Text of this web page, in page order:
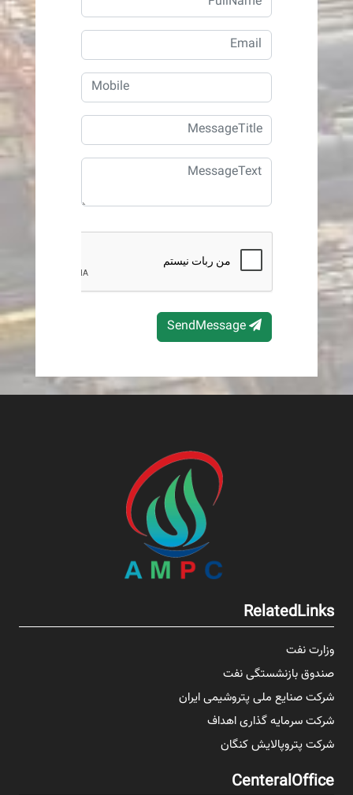
SendMessage
RelatedLinks
وزارت نفت
صندوق بازنشستگی نفت
شرکت صنایع ملی پتروشیمی ایران
شرکت سرمایه گذاری اهداف
شرکت پتروپالایش کنگان
CenteralOffice